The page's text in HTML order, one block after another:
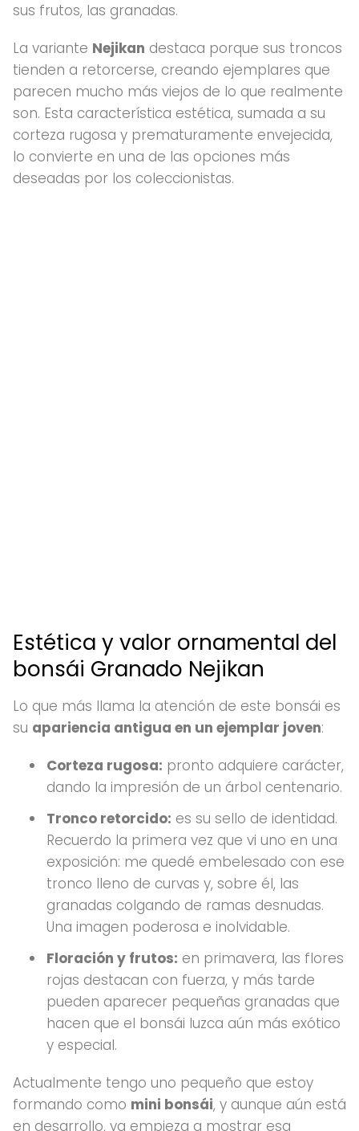
sus frutos, las granadas.
La variante Nejikan destaca porque sus troncos
tienden a retorcerse, creando ejemplares que
parecen mucho más viejos de lo que realmente
son. Esta característica estética, sumada a su
corteza rugosa y prematuramente envejecida,
lo convierte en una de las opciones más
deseadas por los coleccionistas.
Estética y valor ornamental del
bonsái Granado Nejikan
Lo que más llama la atención de este bonsái es
su apariencia antigua en un ejemplar joven:
Corteza rugosa: pronto adquiere carácter,
dando la impresión de un árbol centenario.
Tronco retorcido: es su sello de identidad.
Recuerdo la primera vez que vi uno en una
exposición: me quedé embelesado con ese
tronco lleno de curvas y, sobre él, las
granadas colgando de ramas desnudas.
Una imagen poderosa e inolvidable.
Floración y frutos: en primavera, las flores
rojas destacan con fuerza, y más tarde
pueden aparecer pequeñas granadas que
hacen que el bonsái luzca aún más exótico
y especial.
Actualmente tengo uno pequeño que estoy
formando como mini bonsái, y aunque aún está
en desarrollo, ya empieza a mostrar esa